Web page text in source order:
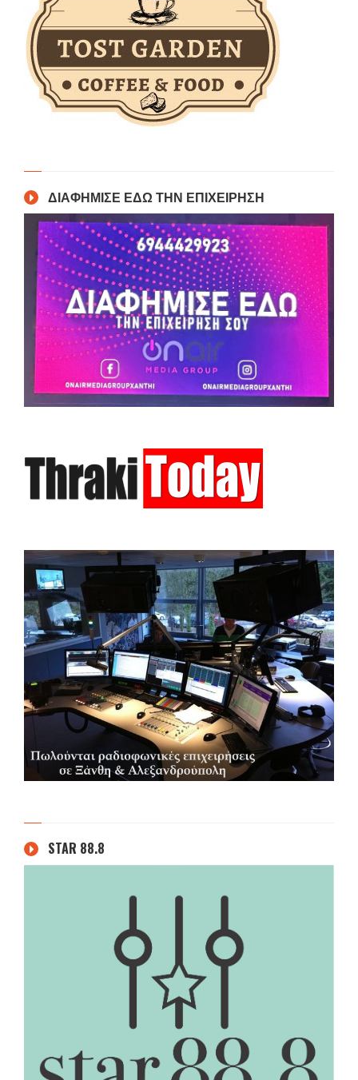
ΔΙΑΦΗΜΙΣΕ ΕΔΩ ΤΗΝ ΕΠΙΧΕΙΡΗΣΗ
STAR 88.8